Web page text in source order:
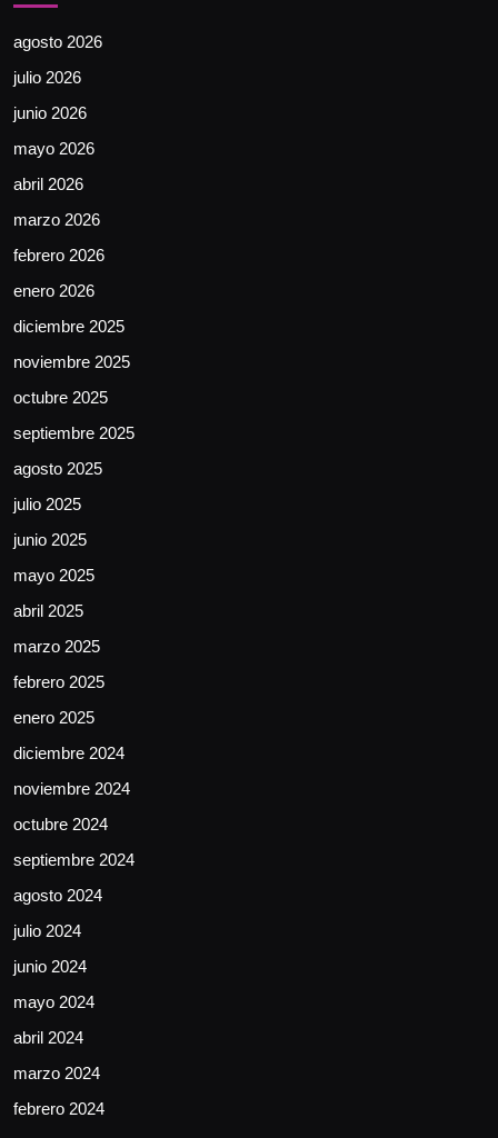
agosto 2026
julio 2026
junio 2026
mayo 2026
abril 2026
marzo 2026
febrero 2026
enero 2026
diciembre 2025
noviembre 2025
octubre 2025
septiembre 2025
agosto 2025
julio 2025
junio 2025
mayo 2025
abril 2025
marzo 2025
febrero 2025
enero 2025
diciembre 2024
noviembre 2024
octubre 2024
septiembre 2024
agosto 2024
julio 2024
junio 2024
mayo 2024
abril 2024
marzo 2024
febrero 2024